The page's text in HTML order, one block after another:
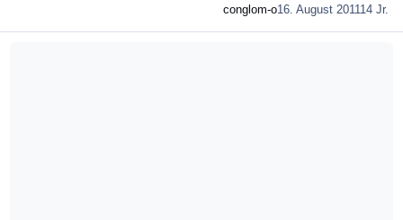
conglom-o16. August 201114 Jr.